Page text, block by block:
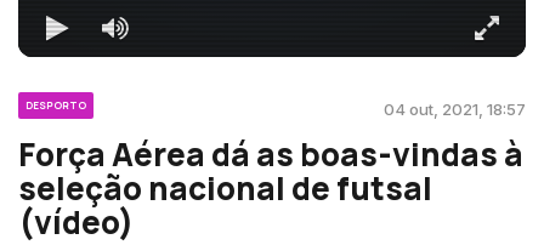
DESPORTO 04 out, 2021, 18:57
Força Aérea dá as boas-vindas à
seleção nacional de futsal
(vídeo)